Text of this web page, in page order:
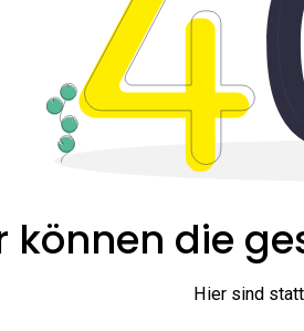
können die
Hier sind